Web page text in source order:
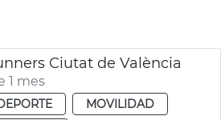
Ciutat de València
1 mes
MOVILIDAD